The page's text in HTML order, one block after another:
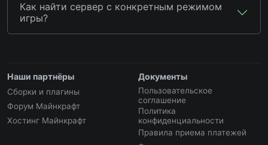
Как найти сервер с конкретным режимом
игры?
Наши партнёры
Сборки и плагины
Форум Майнкрафт
Хостинг Майнкрафт
Документы
Пользовательское
соглашение
Политика
конфиденциальности
Правила приема платежей